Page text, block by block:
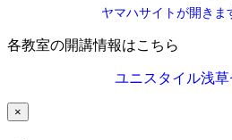
ヤマハサイトが開きま
各教室の開講情報はこちら
ユニスタイル浅
×